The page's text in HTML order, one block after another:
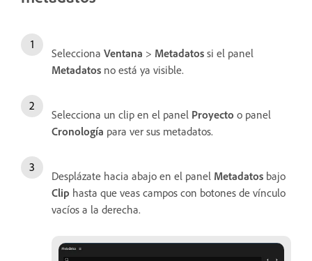
Selecciona Ventana > Metadatos si el panel
Metadatos no está ya visible.
Selecciona un clip en el panel Proyecto o panel
Cronología para ver sus metadatos.
Desplázate hacia abajo en el panel Metadatos bajo
Clip hasta que veas campos con botones de vínculo
vacíos a la derecha.